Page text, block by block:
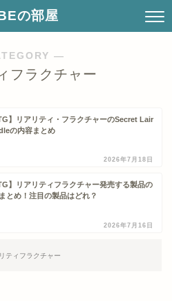
の部屋
―
フラクチャー
】リアリティ・フラクチャーのSecret Lair
の内容まとめ
2026年7月18日
】リアリティフラクチャー発売する製品の
とめ！注目の製品はどれ？
2026年7月16日
ティフラクチャー